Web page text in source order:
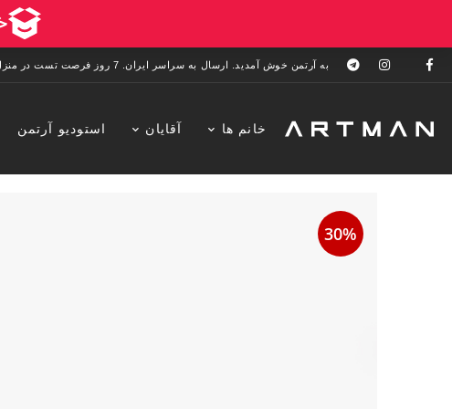
به آرتمن خوش آمدید. ارسال به سراسر ایران. 7 روز فرصت تست در منزل. 1 سال خدمات پس از فروش.
خانم ها آقایان استودیو آرتمن
30%